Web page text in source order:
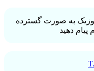
به صورت گسترده